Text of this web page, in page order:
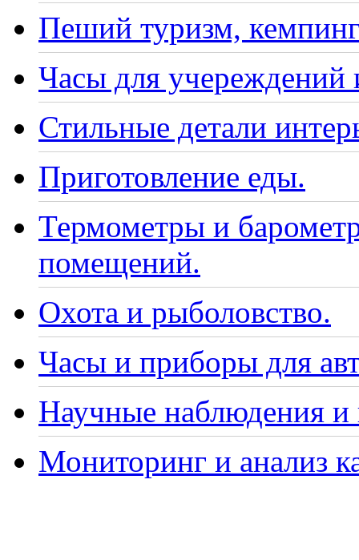
Пеший туризм,
Часы для учереждений
Стильные детали
Приготовление еды.
Термометры и
помещений.
Охота и рыболовство.
Часы и приборы для
Научные наблюдения и
Мониторинг и анализ